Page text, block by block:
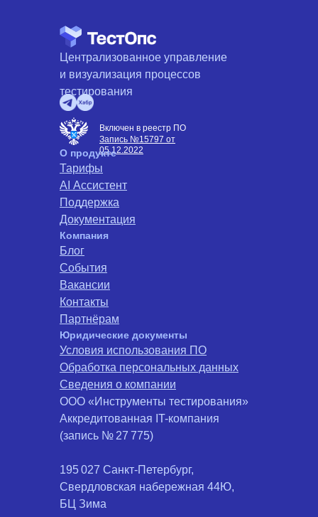
Централизованное управление
и визуализация процессов
тестирования
Включен в реестр ПО
Запись №15797 от
05.12.2022
О продукте
Тарифы
AI Ассистент
Поддержка
Документация
Компания
Блог
События
Вакансии
Контакты
Партнёрам
Юридические документы
Условия использования ПО
Обработка персональных данных
Сведения о компании
ООО «Инструменты тестирования»
Аккредитованная IT-компания
(запись № 27 775)
195 027 Санкт-Петербург,
Свердловская набережная 44Ю,
БЦ Зима